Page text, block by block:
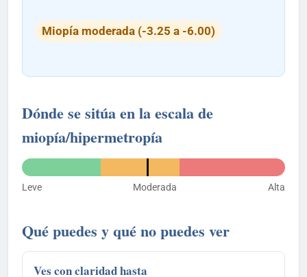
Miopía moderada (-3.25 a -6.00)
Dónde se sitúa en la escala de
miopía/hipermetropía
Leve Moderada Alta
Qué puedes y qué no puedes ver
Ves con claridad hasta